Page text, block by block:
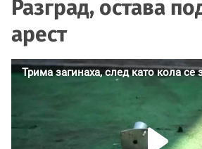
Разград, остава
арест